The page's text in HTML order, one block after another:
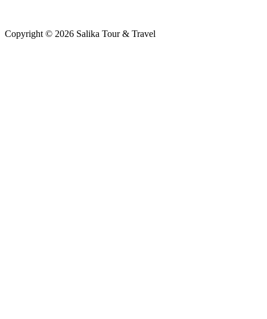
Copyright © 2026 Salika Tour & Travel